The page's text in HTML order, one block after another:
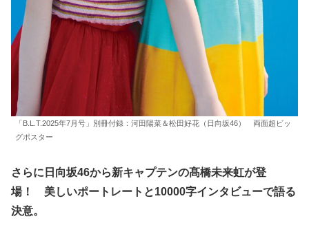
「B.L.T.2025年7月号」別冊付録：河田陽菜＆松田好花（日向坂46） 両面超ビッ
グポスター
さらに日向坂46から新キャプテンの髙橋未来虹が登
場！ 美しいポートレートと10000字インタビューで語る
決意。